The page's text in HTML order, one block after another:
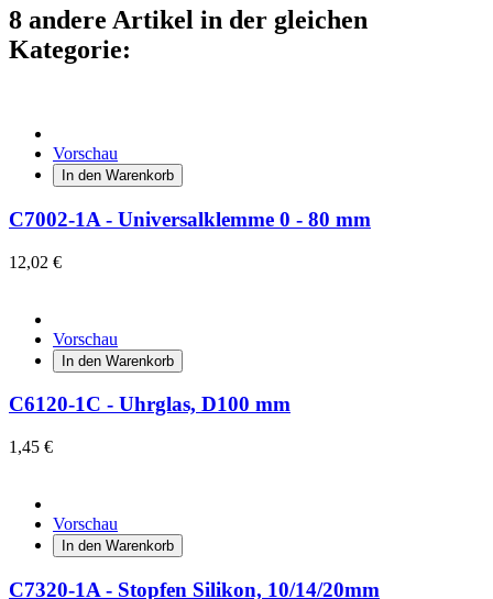
8 andere Artikel in der gleichen
Kategorie:
Vorschau
In den Warenkorb
C7002-1A - Universalklemme 0 - 80 mm
12,02 €
Vorschau
In den Warenkorb
C6120-1C - Uhrglas, D100 mm
1,45 €
Vorschau
In den Warenkorb
C7320-1A - Stopfen Silikon, 10/14/20mm